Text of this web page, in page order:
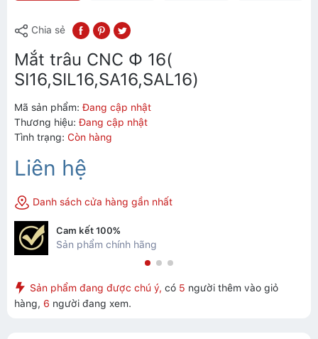
Chia sẻ
Mắt trâu CNC Ф 16(
SI16,SIL16,SA16,SAL16)
Mã sản phẩm: Đang cập nhật
Thương hiệu: Đang cập nhật
Tình trạng: Còn hàng
Liên hệ
Danh sách cửa hàng gần nhất
Cam kết 100%
Sản phẩm chính hãng
Sản phẩm đang được chú ý, có 5 người thêm vào giỏ
hàng, 6 người đang xem.